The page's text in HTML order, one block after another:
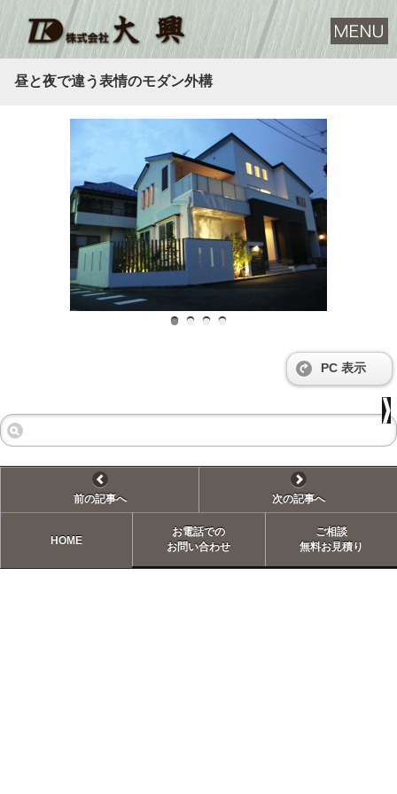
昼と夜で違う表情のモダン外構
PC 表示
前の記事へ 次の記事へ
HOME
お電話での
お問い合わせ
ご相談
無料お見積り